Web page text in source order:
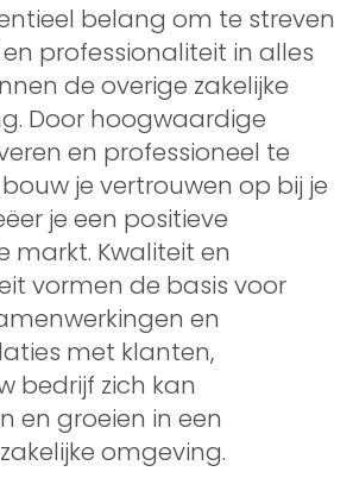
belang om te streven
professionaliteit in alles
de overige zakelijke
Door hoogwaardige
en professioneel te
je vertrouwen op bij je
je een positieve
markt. Kwaliteit en
vormen de basis voor
en
met klanten,
bedrijf zich kan
en groeien in een
omgeving.